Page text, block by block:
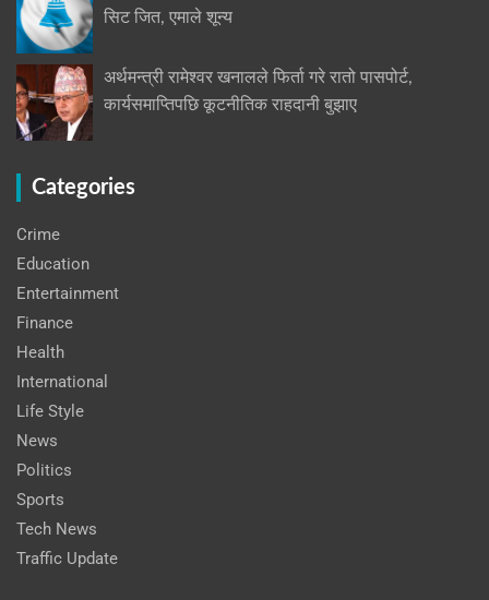
सिट जित, एमाले शून्य
अर्थमन्त्री रामेश्वर खनालले फिर्ता गरे रातो पासपोर्ट,
कार्यसमाप्तिपछि कूटनीतिक राहदानी बुझाए
Categories
Crime
Education
Entertainment
Finance
Health
International
Life Style
News
Politics
Sports
Tech News
Traffic Update